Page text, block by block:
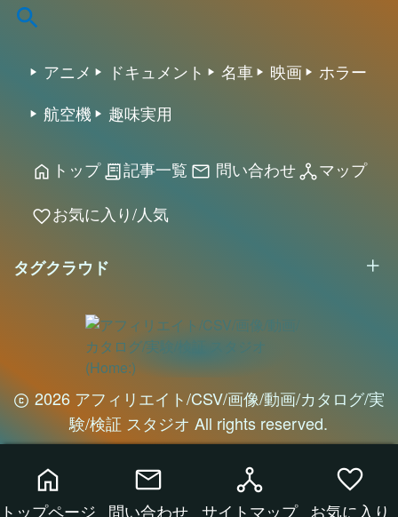
home mail network_node favorite
アニメ ドキュメント 名車 映画
ホラー
航空機
趣味実用
home トップreceipt_long記事一覧 mail 問い合わせnetwork_nodeマップ
favoriteお気に入り/人気
タグクラウド
2026 アフィリエイト/CSV/画像/動画/カタログ/実
験/検証 スタジオ All rights reserved.